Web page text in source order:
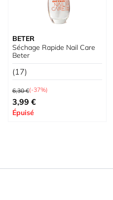
BETER
Séchage Rapide Nail Care
Beter
(17)
Prix normal
6,30 €(-37%)
Prix spécial
3,99 €
Épuisé